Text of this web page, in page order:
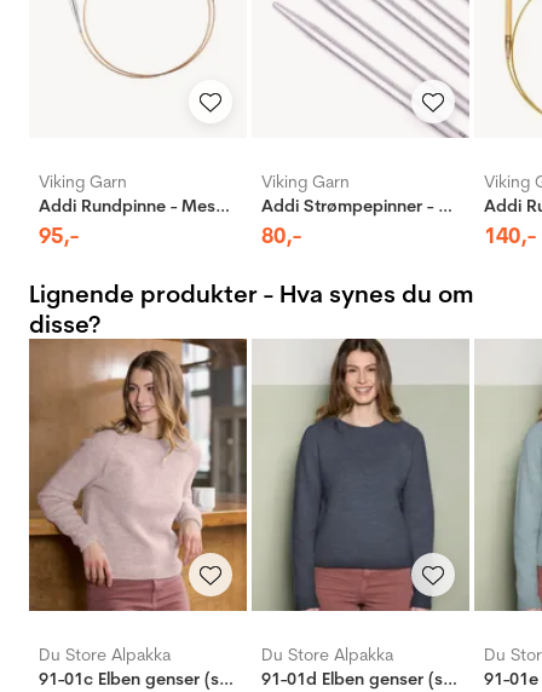
Viking Garn
Addi Rundpinne - Messing
95,-
Viking Garn
Addi Strømpepinner - Aluminium
80,-
Viking
140,-
Lignende produkter - Hva synes du om
disse?
Du Store Alpakka
91-01c Elben genser (sterk)
Du Store Alpakka
91-01d Elben genser (stay)
Du